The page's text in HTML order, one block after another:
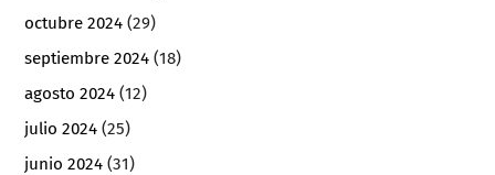
octubre 2024 (29)
septiembre 2024 (18)
agosto 2024 (12)
julio 2024 (25)
junio 2024 (31)